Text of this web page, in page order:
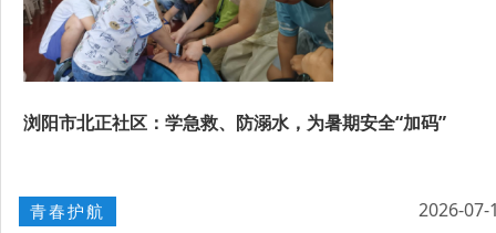
浏阳市北正社区：学急救、防溺水，为暑期安全“加码”
青春护航 2026-07-